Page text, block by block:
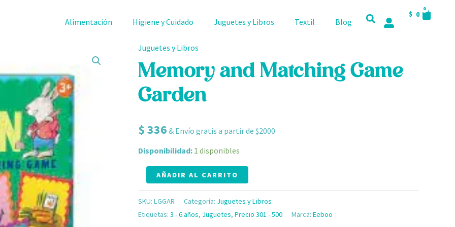
Alimentación Higiene y Cuidado Juguetes y Libros Textil Blog
$ 0
0
CART
Juguetes y Libros
Memory and Matching Game
Garden
$336 & Envío gratis a partir de $2000
Disponibilidad: 1 disponibles
Memory
and
Matching
Game
cantidad
AÑADIR AL CARRITO
SKU: LGGAR Categoría: Juguetes y Libros
Etiquetas: 3 - 6 años, Juguetes, Precio 301 - 500 Marca: Eeboo